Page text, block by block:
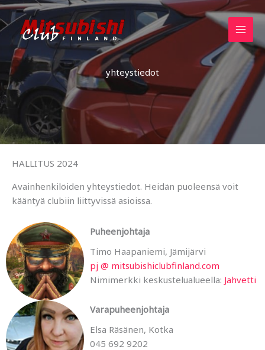
Skip
to
content
yhteystiedot
HALLITUS 2024
Avainhenkilöiden yhteystiedot. Heidän puoleensä voit
kääntyä clubiin liittyvissä asioissa.
Puheenjohtaja
Timo Haapaniemi, Jämijärvi
pj @ mitsubishiclubfinland.com
Nimimerkki keskustelualueella: Jahvetti
Varapuheenjohtaja
Elsa Räsänen, Kotka
045 692 9202